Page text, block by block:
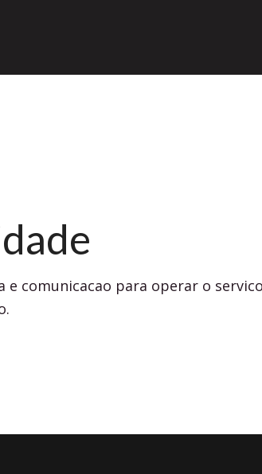
comunicacao para operar o